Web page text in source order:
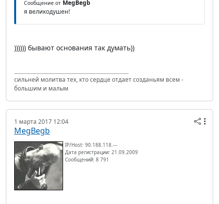
Сообщение от MegBegb
я великодушен!
)))))) бывают основания так думать))
сильней молитва тех, кто сердце отдает созданьям всем -
большим и малым
1 марта 2017 12:04
MegBegb
IP/Host: 90.188.118.---
Дата регистрации: 21.09.2009
Сообщений: 8 791